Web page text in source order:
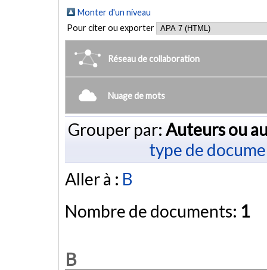
Monter d'un niveau
Pour citer ou exporter
Réseau de collaboration
Nuage de mots
Grouper par: Auteurs ou
type de
Aller à : B
Nombre de documents: 1
B